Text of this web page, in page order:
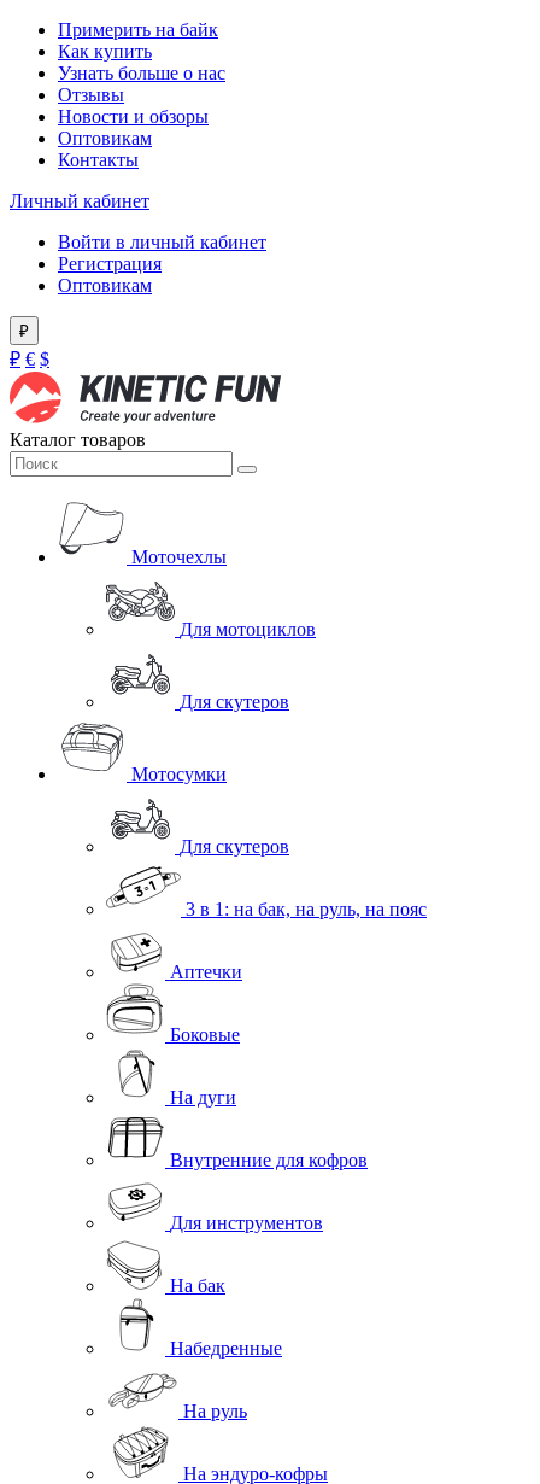
Примерить на байк
Как купить
Узнать больше о нас
Отзывы
Новости и обзоры
Оптовикам
Контакты
Личный кабинет
Войти в личный кабинет
Регистрация
Оптовикам
₽
₽ € $
Каталог товаров
Моточехлы
Для мотоциклов
Для скутеров
Мотосумки
Для скутеров
3 в 1: на бак, на руль, на пояс
Аптечки
Боковые
На дуги
Внутренние для кофров
Для инструментов
На бак
Набедренные
На руль
На эндуро-кофры